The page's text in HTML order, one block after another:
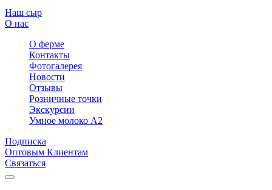
Наш сыр
О нас
О ферме
Контакты
Фотогалерея
Новости
Отзывы
Розничные точки
Экскурсии
Умное молоко А2
Подписка
Оптовым Клиентам
Связаться